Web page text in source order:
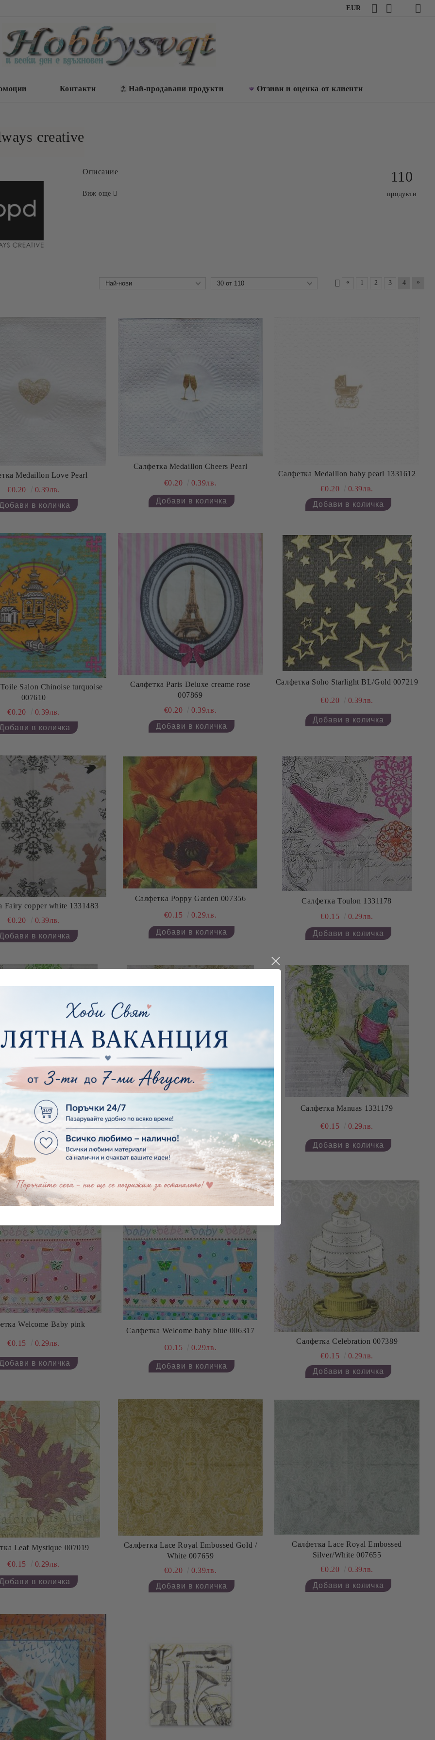
EUR
Контакти Най-продавани продукти Отзиви и оценка от клиенти
creative
Описание
Виж още
110
продукти
« 1 2 3 4 »
Medaillon Love Pearl
€0.20
0.39лв.
Салфетка Medaillon Cheers Pearl
€0.20 0.39лв.
Салфетка Medaillon baby pearl 1331612
€0.20
0.39лв.
Salon Chinoise turquoise
007610
€0.20
0.39лв.
Салфетка Paris Deluxe creame rose
007869
€0.20
0.39лв.
Салфетка Soho Starlight BL/Gold 007219
€0.20 0.39лв.
Fairy copper white 1331483
€0.20
0.39лв.
Салфетка Poppy Garden 007356
€0.15
0.29лв.
Салфетка Toulon 1331178
€0.15
0.29лв.
Cabris 1331177
€0.15
0.29лв.
бройки
Салфетка Peacock gold 1331055 Салфетка Manuas 1331179
€0.15 0.29лв.
Welcome Baby pink
€0.15 0.29лв.
Салфетка Welcome baby blue 006317
€0.15 0.29лв.
Салфетка Celebration 007389
€0.15
0.29лв.
Leaf Mystique 007019
€0.15 0.29лв.
Салфетка Lace Royal Embossed Gold /
White 007659
€0.20
0.39лв.
Салфетка Lace Royal Embossed
Silver/White 007655
€0.20
0.39лв.